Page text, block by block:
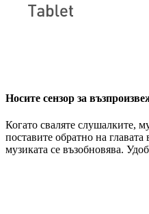
Носите сензор за
Когато сваляте слушалките,
поставите обратно на
музиката се възобновява.